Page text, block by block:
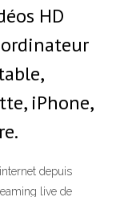
HD
iPhone,
depuis
live de